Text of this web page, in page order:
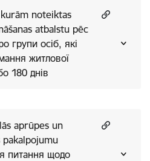
noteiktas
atbalstu pēc
групи осіб, які
житлової
180 днів
aprūpes un
питання щодо